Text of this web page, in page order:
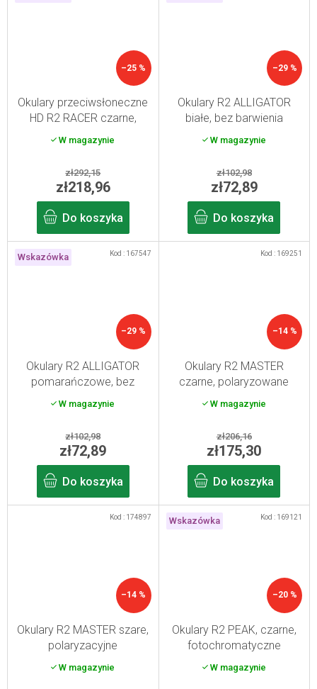
–25 %
Okulary przeciwsłoneczne
HD R2 RACER czarne,
niebieskie revo
W magazynie
zł292,15
zł218,96
Do koszyka
–29 %
Okulary R2 ALLIGATOR
białe, bez barwienia
W magazynie
zł102,98
zł72,89
Do koszyka
Wskazówka
–29 %
Okulary R2 ALLIGATOR
pomarańczowe, bez
odcienia
W magazynie
zł102,98
zł72,89
Do koszyka
Kod : 167547
–14 %
Okulary R2 MASTER
czarne, polaryzowane
W magazynie
zł206,16
zł175,30
Do koszyka
Kod : 169251
–14 %
Okulary R2 MASTER szare,
polaryzacyjne
W magazynie
Kod : 174897 Wskazówka
–20 %
Okulary R2 PEAK, czarne,
fotochromatyczne
W magazynie
Kod : 169121